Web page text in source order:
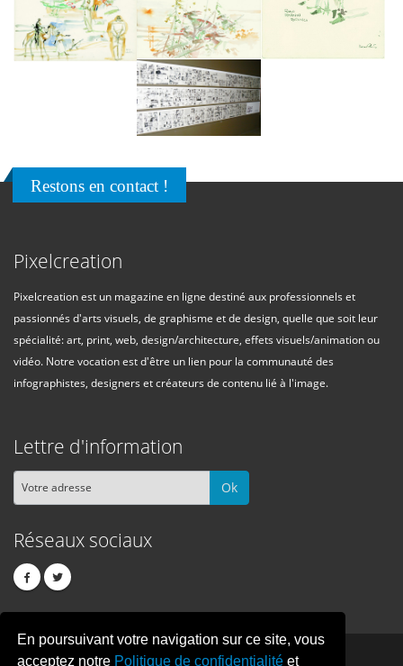
En poursuivant votre navigation sur ce site, vous
acceptez notre Politique de confidentialité et
Restons en contact !
Pixelcreation
Pixelcreation est un magazine en ligne destiné aux professionnels et
passionnés d'arts visuels, de graphisme et de design, quelle que soit leur
spécialité: art, print, web, design/architecture, effets visuels/animation ou
vidéo. Notre vocation est d'être un lien pour la communauté des
infographistes, designers et créateurs de contenu lié à l'image.
Lettre d'information
Ok
Réseaux sociaux
PIXELCREATION